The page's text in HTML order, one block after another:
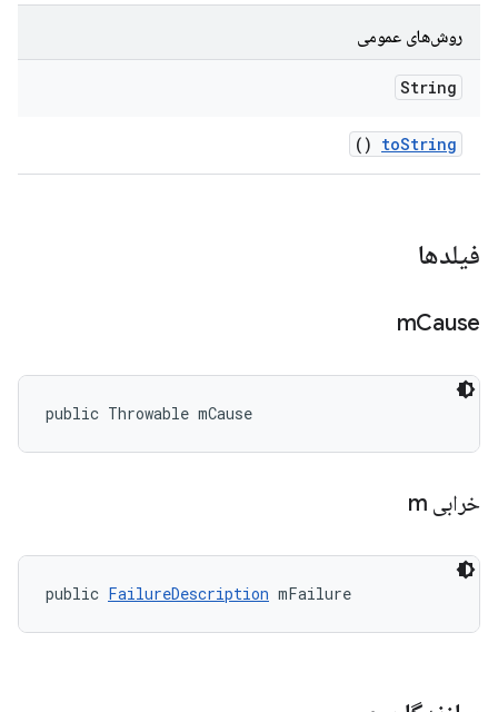
روش‌های عمومی
String
toString
()
فیلدها
mCause
public Throwable mCause
خرابی m
public FailureDescription mFailure